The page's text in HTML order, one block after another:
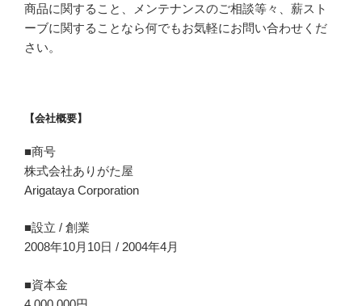
商品に関すること、メンテナンスのご相談等々、薪スト
ーブに関することなら何でもお気軽にお問い合わせくだ
さい。
【会社概要】
■商号
株式会社ありがた屋
Arigataya Corporation
■設立 / 創業
2008年10月10日 / 2004年4月
■資本金